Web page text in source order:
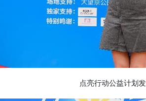
点亮行动公益计划发